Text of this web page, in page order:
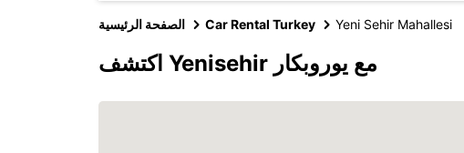
الصفحة الرئيسية Car Rental Turkey Yeni Sehir Mahallesi
اكتشف Yenisehir مع يوروبكار